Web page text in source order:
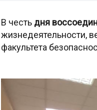
В честь дня
жизнедеятельности,
факультета